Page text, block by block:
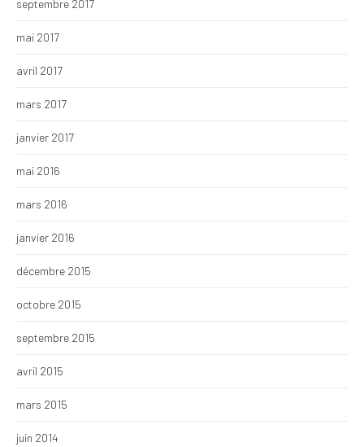
septembre 2017
mai 2017
avril 2017
mars 2017
janvier 2017
mai 2016
mars 2016
janvier 2016
décembre 2015
octobre 2015
septembre 2015
avril 2015
mars 2015
juin 2014